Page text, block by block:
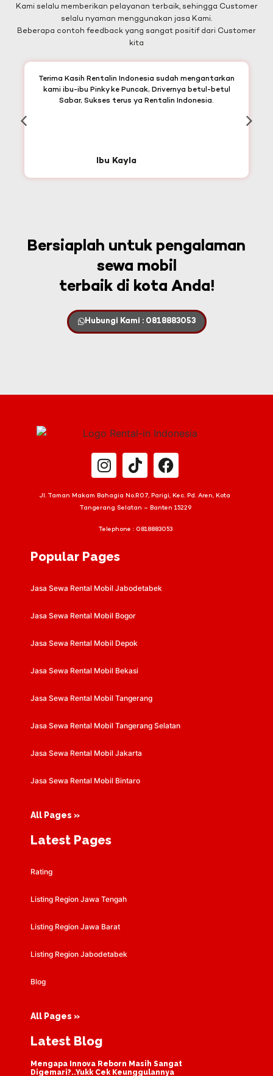
Kami selalu memberikan pelayanan terbaik, sehingga Customer
selalu nyaman menggunakan jasa Kami.
Beberapa contoh feedback yang sangat positif dari Customer
kita
Terima Kasih Rentalin Indonesia sudah mengantarkan
kami ibu-ibu Pinky ke Puncak, Drivernya betul-betul
Sabar, Sukses terus ya Rentalin Indonesia.
Ibu Kayla
Bersiaplah untuk pengalaman
sewa mobil
terbaik di kota Anda!
Hubungi Kami : 0818883053
Jl. Taman Makam Bahagia No.R07, Parigi, Kec. Pd. Aren, Kota
Tangerang Selatan – Banten 15229
Telephone : 0818883053
Popular Pages
Jasa Sewa Rental Mobil Jabodetabek
Jasa Sewa Rental Mobil Bogor
Jasa Sewa Rental Mobil Depok
Jasa Sewa Rental Mobil Bekasi
Jasa Sewa Rental Mobil Tangerang
Jasa Sewa Rental Mobil Tangerang Selatan
Jasa Sewa Rental Mobil Jakarta
Jasa Sewa Rental Mobil Bintaro
All Pages »
Latest Pages
Rating
Listing Region Jawa Tengah
Listing Region Jawa Barat
Listing Region Jabodetabek
Blog
All Pages »
Latest Blog
Mengapa Innova Reborn Masih Sangat
Digemari?..Yukk Cek Keunggulannya